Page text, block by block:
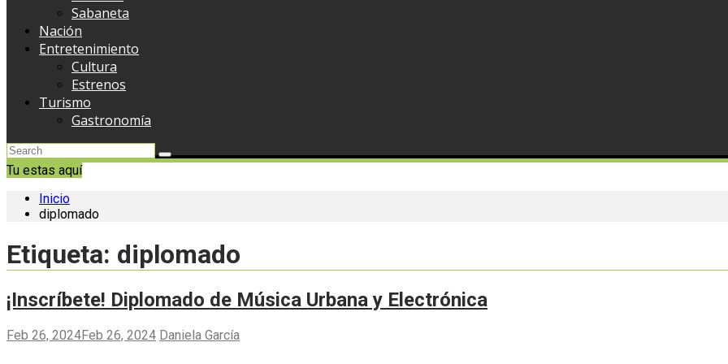
Sabaneta
Nación
Entretenimiento
Cultura
Estrenos
Turismo
Gastronomía
Tu estas aquí
Inicio
diplomado
Etiqueta: diplomado
¡Inscríbete! Diplomado de Música Urbana y Electrónica
Feb 26, 2024Feb 26, 2024 Daniela García